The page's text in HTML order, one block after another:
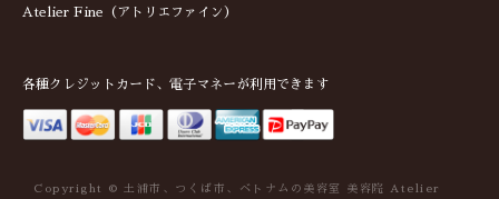
Atelier Fine（アトリエファイン）
各種クレジットカード、電子マネーが利用できます
Copyright © 土浦市、つくば市、ベトナムの美容室 美容院 Atelier